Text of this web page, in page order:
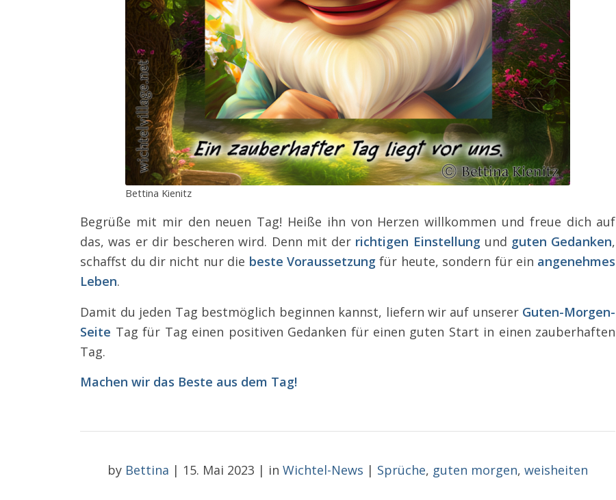
Bettina Kienitz
Begrüße mit mir den neuen Tag! Heiße ihn von Herzen willkommen und freue dich auf
das, was er dir bescheren wird. Denn mit der richtigen Einstellungund guten Gedanken,
schaffst du dir nicht nur die beste Voraussetzung für heute, sondern für ein angenehmes
Leben.
Damit du jeden Tag bestmöglich beginnen kannst, liefern wir auf unserer Guten-Morgen-
Seite Tag für Tag einen positiven Gedanken für einen guten Start in einen zauberhaften
Tag.
Machen wir das Beste aus dem Tag!
by Bettina | 15. Mai 2023 | in Wichtel-News | Sprüche, guten morgen,weisheiten